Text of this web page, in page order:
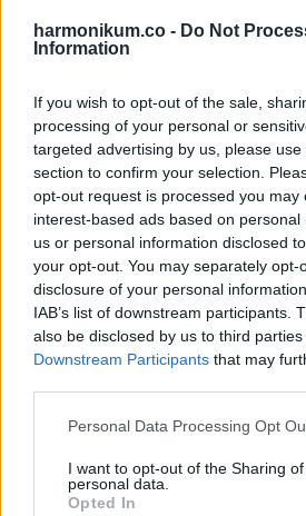
harmonikum.co - Do Not
Information
If you wish to opt-out of the sale,
processing of your personal or
targeted advertising by us, please
section to confirm your selection.
opt-out request is processed you may
interest-based ads based on
us or personal information disclosed
your opt-out. You may separately opt-
disclosure of your personal
IAB’s list of downstream participants.
also be disclosed by us to third
Downstream Participants that may
Please note that this website/app
not limited to your visit or usage
grant or deny consent to Google and
Personal Data Processing Opt
I want to opt-out of the Sharing
personal data.
Opted In